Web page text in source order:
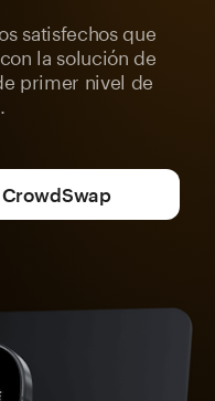
satisfechos que
la solución de
primer nivel de